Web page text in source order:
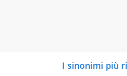
I sinonimi più